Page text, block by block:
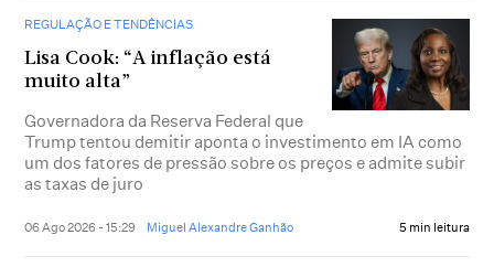
REGULAÇÃO E TENDÊNCIAS
Lisa Cook: “A inflação está
muito alta”
Governadora da Reserva Federal que
Trump tentou demitir aponta o investimento em IA como
um dos fatores de pressão sobre os preços e admite subir
as taxas de juro
06 Ago 2026 - 15:29 Miguel Alexandre Ganhão 5 min leitura